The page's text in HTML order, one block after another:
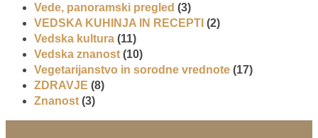
Vede, panoramski pregled (3)
VEDSKA KUHINJA IN RECEPTI (2)
Vedska kultura (11)
Vedska znanost (10)
Vegetarijanstvo in sorodne vrednote (17)
ZDRAVJE (8)
Znanost (3)